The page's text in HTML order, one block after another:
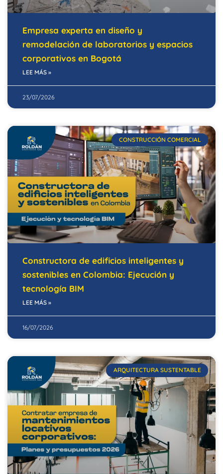
Empresa experta en diseño y
remodelación de laboratorios y espacios
corporativos en Bogotá
LEE MÁS »
23/07/2026
CONSTRUCCIÓN COMERCIAL
Constructora de edificios inteligentes y
sostenibles en Colombia: Ejecución y
tecnología BIM
LEE MÁS »
16/07/2026
ARQUITECTURA SUSTENTABLE